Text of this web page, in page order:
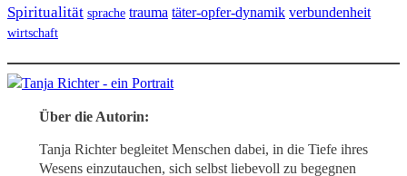
Spiritualität sprache trauma täter-opfer-dynamik verbundenheit
wirtschaft
Über die Autorin:
Tanja Richter begleitet Menschen dabei, in die Tiefe ihres
Wesens einzutauchen, sich selbst liebevoll zu begegnen